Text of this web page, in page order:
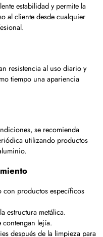
estabilidad y permite la
al cliente desde cualquier
resistencia al uso diario y
tiempo una apariencia
se recomienda
utilizando productos
con productos específicos
estructura metálica.
contengan lejía.
después de la limpieza para